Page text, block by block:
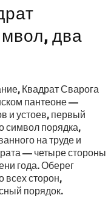
два
Квадрат Сварога
пантеоне —
и устоев, первый
символ порядка,
на труде и
— четыре стороны
года. Оберег
всех сторон,
порядок.